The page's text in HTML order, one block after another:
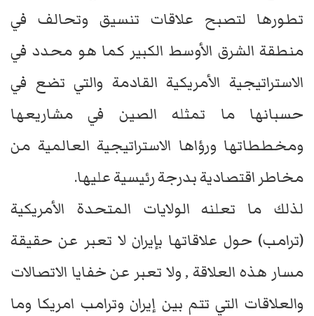
تطورها لتصبح علاقات تنسيق وتحالف في
منطقة الشرق الأوسط الكبير كما هو محدد في
الاستراتيجية الأمريكية القادمة والتي تضع في
حسبانها ما تمثله الصين في مشاريعها
ومخططاتها ورؤاها الاستراتيجية العالمية من
مخاطر اقتصادية بدرجة رئيسية عليها.
لذلك ما تعلنه الولايات المتحدة الأمريكية
(ترامب) حول علاقاتها بإيران لا تعبر عن حقيقة
مسار هذه العلاقة , ولا تعبر عن خفايا الاتصالات
والعلاقات التي تتم بين إيران وترامب امريكا وما